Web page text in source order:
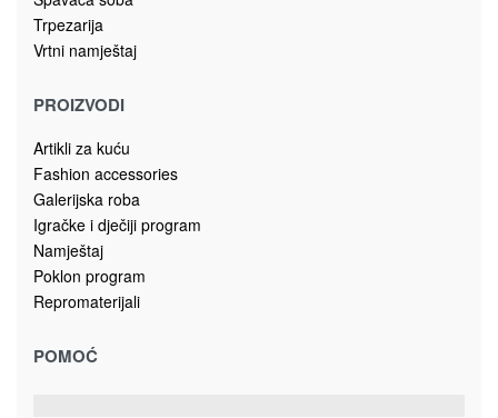
Dekoracije Poklon za nju
SAKSIJA BISTA ŽENE 7140906 30cm
Dodaj u korpu